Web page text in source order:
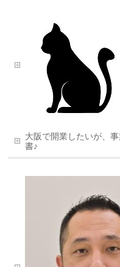
大阪で開業したいが、
書♪